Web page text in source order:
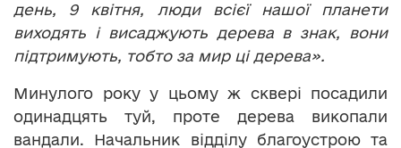
день, 9 квітня, люди всієї нашої планети
виходять і висаджують дерева в знак, вони
підтримують, тобто за мир ці дерева».
Минулого року у цьому ж сквері посадили
одинадцять туй, проте дерева викопали
вандали. Начальник відділу благоустрою та